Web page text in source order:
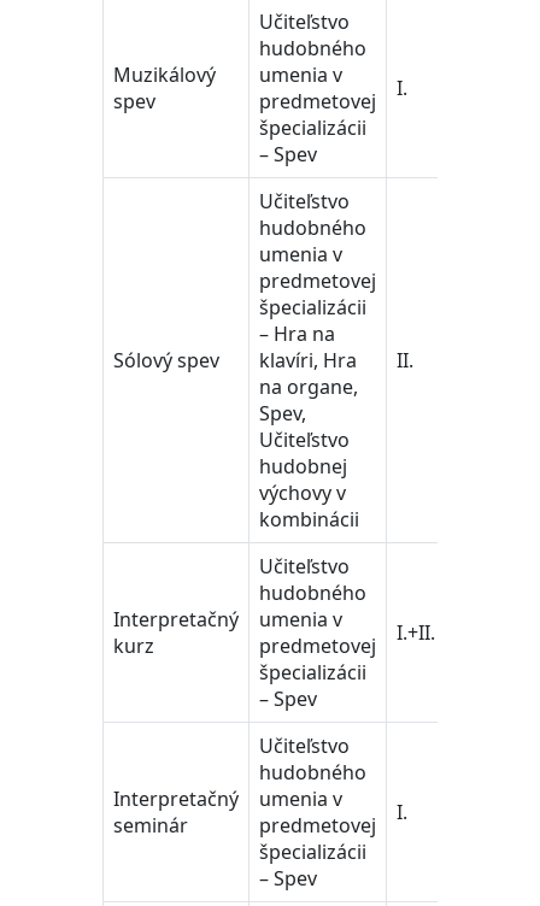
Muzikálový
spev
Učiteľstvo
hudobného
umenia v
predmetovej
špecializácii
– Spev
I.
Sólový spev
Učiteľstvo
hudobného
umenia v
predmetovej
špecializácii
– Hra na
klavíri, Hra
na organe,
Spev,
Učiteľstvo
hudobnej
výchovy v
kombinácii
II.
Interpretačný
kurz
Učiteľstvo
hudobného
umenia v
predmetovej
špecializácii
– Spev
I.+II.
Interpretačný
seminár
Učiteľstvo
hudobného
umenia v
predmetovej
špecializácii
– Spev
I.